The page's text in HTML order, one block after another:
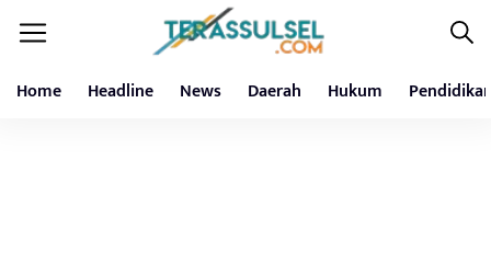
Home Headline News Daerah Hukum